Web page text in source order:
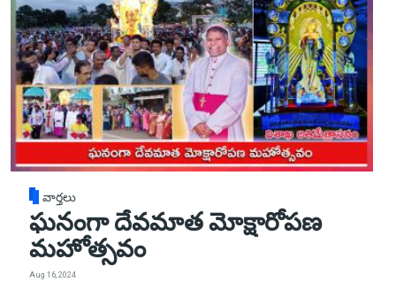
వార్తలు
ఘనంగా దేవమాత మోక్షారోపణ
మహోత్సవం
Aug 16, 2024